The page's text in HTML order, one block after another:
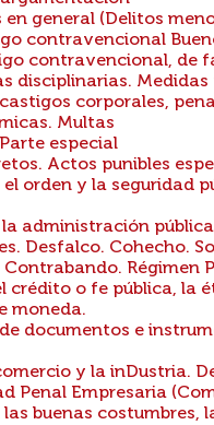
en general (Delitos
contravencional
contravencional, de
disciplinarias.
corporales,
Multas
especial
Actos punibles
orden y la seguridad
administración
Desfalco. Cohecho.
Régimen
crédito o fe pública, la
moneda.
documentos e
y la inDustria.
Penal Empresaria
buenas costumbres,